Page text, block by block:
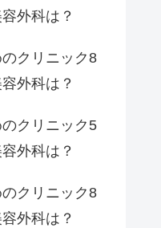
外科は？
のクリニック8
外科は？
のクリニック5
外科は？
のクリニック8
外科は？